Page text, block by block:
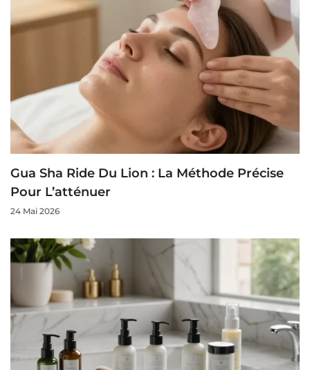
Gua Sha Ride Du Lion : La Méthode Précise
Pour L’atténuer
24 Mai 2026